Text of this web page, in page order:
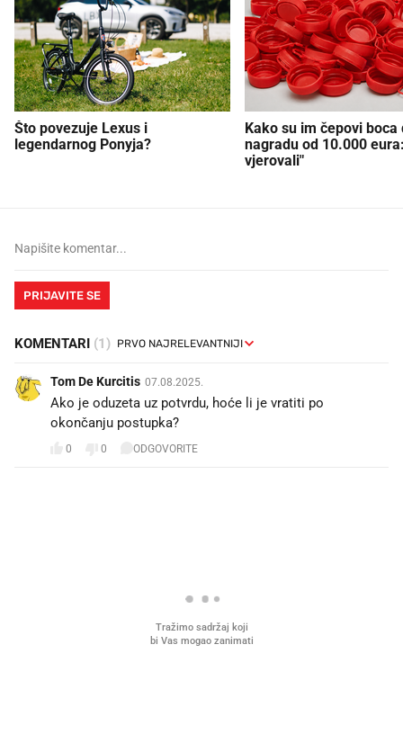
Što povezuje Lexus i
legendarnog Ponyja?
Kako su im čepovi boca
nagradu od 10.000
vjerovali"
PRIJAVITE SE
KOMENTARI (1)
Tom De Kurcitis 07.08.2025.
Ako je oduzeta uz potvrdu, hoće li je vratiti po
okončanju postupka?
0 0 ODGOVORITE